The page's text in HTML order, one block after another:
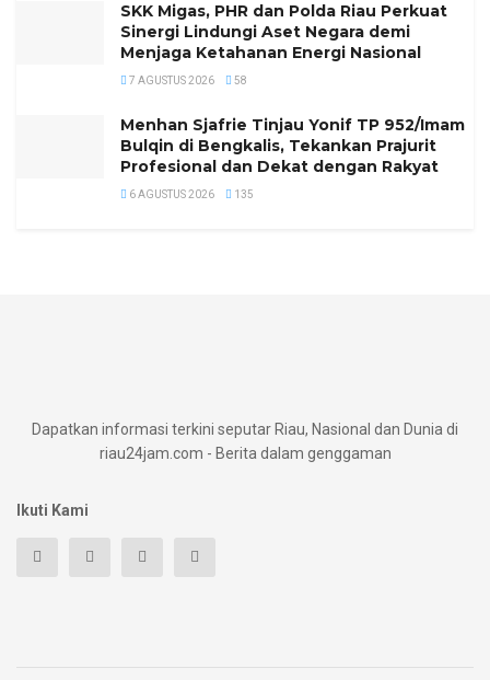
SKK Migas, PHR dan Polda Riau Perkuat
Sinergi Lindungi Aset Negara demi
Menjaga Ketahanan Energi Nasional
7 AGUSTUS 2026 58
Menhan Sjafrie Tinjau Yonif TP 952/Imam
Bulqin di Bengkalis, Tekankan Prajurit
Profesional dan Dekat dengan Rakyat
6 AGUSTUS 2026 135
Dapatkan informasi terkini seputar Riau, Nasional dan Dunia di
riau24jam.com - Berita dalam genggaman
Ikuti Kami